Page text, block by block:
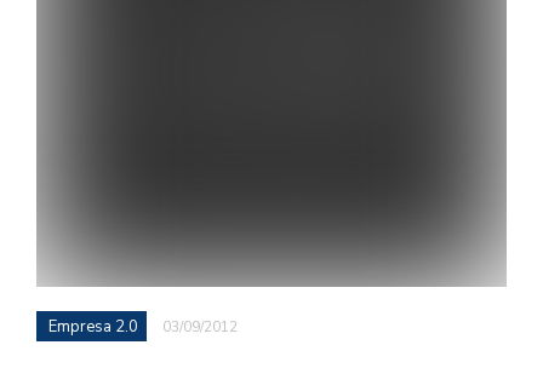
Empresa 2.0 03/09/2012